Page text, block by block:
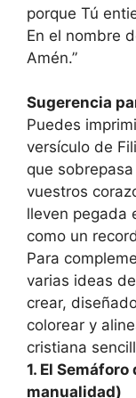
porque Tú
En el nombre
Amén.”
Sugerencia
Puedes
versículo de
que
vuestros
lleven pegada
como un
Para
varias ideas
crear,
colorear y
cristiana
1. El
manualidad)